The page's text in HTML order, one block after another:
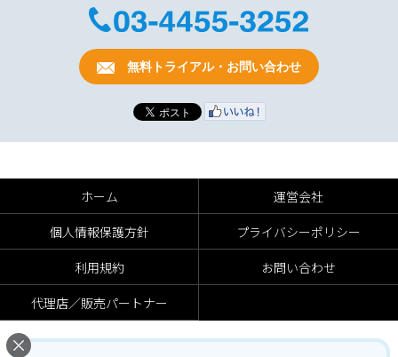
無料トライアル・お問い合わせ
ホーム
運営会社
個人情報保護方針
プライバシーポリシー
利用規約
お問い合わせ
代理店／販売パートナー